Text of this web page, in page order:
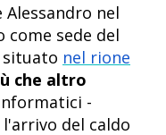
Alessandro nel
sede del
situato nel rione
che altro
-
del caldo